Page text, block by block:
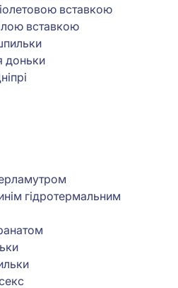
вставкою
вставкою
доньки
гідротермальним